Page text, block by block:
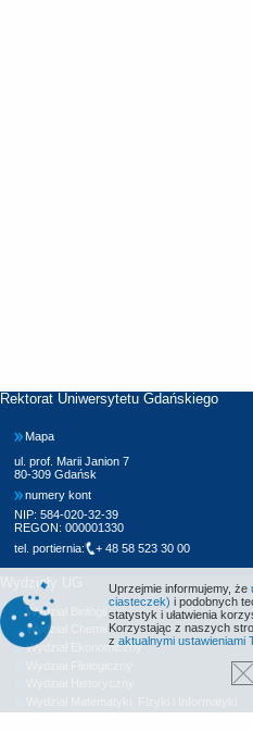
Rektorat Uniwersytetu Gdańskiego
Mapa
ul. prof. Marii Janion 7
80-309 Gdańsk
numery kont
NIP: 584-020-32-39
REGON: 000001330
tel. portiernia:
+ 48 58 523 30 00
Wydziały UG
Wydział Biologii
Wydział Chemii
Wydział Ekonomiczny
Uprzejmie informujemy, że
ciasteczek) i podobnych
statystyk i ułatwienia
Korzystając z naszych
z aktualnymi ustawieniami